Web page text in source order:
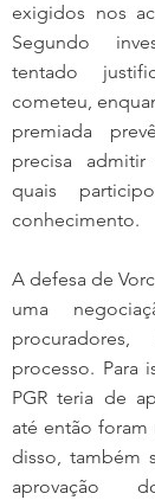
exigidos nos
Segundo
tentado
cometeu,
premiada
precisa
quais
conhecimento.
A defesa de
uma
processo. Para
PGR teria de
até então foram
disso, também
aprovação